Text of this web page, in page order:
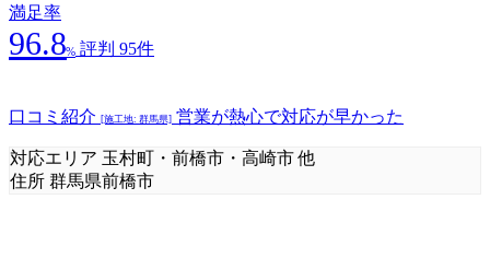
満足率
96.8% 評判 95件
口コミ紹介 [施工地: 群馬県] 営業が熱心で対応が早かった
対応エリア 玉村町・前橋市・高崎市 他
住所 群馬県前橋市